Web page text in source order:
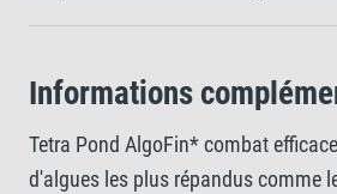
Informations
Tetra Pond AlgoFin* combat
d'algues les plus répandus comme